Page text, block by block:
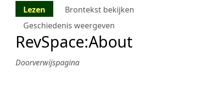
Lezen
Brontekst bekijken
Geschiedenis weergeven
RevSpace:About
Doorverwijspagina